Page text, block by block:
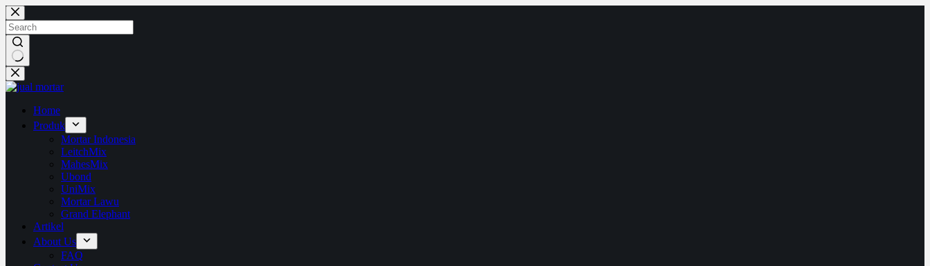
Skip
to
content
No
results
Home
Produk
Mortar Indonesia
LeitchMix
MahesMix
Ubond
UniMix
Mortar Lawu
Grand Elephant
Artikel
About Us
FAQ